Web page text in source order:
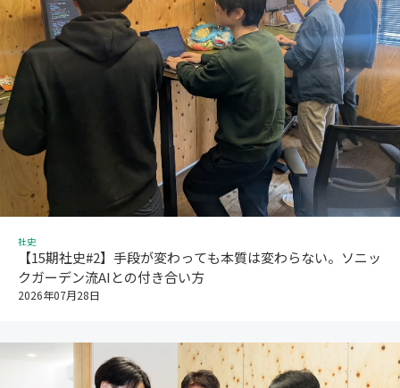
社史
【15期社史#2】手段が変わっても本質は変わらない。ソニッ
クガーデン流AIとの付き合い方
2026年07月28日